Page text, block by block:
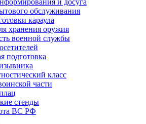
обслуживания
караула
хранения оружия
военной службы
подготовка
класс
части
стенды
ВС РФ